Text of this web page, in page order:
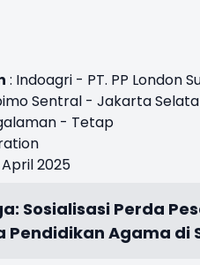
: Indoagri - PT. PP London
Sentral - Jakarta
- Tetap
April 2025
Sosialisasi Perda
Pendidikan Agama di